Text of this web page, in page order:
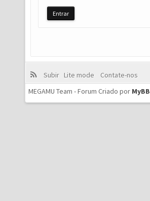
Subir Lite mode
Contate-nos
MEGAMU Team - Forum Criado por MyBB